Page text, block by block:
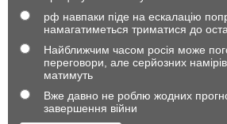
рф навпаки піде на ескалацію
намагатиметься триматися до
Найближчим часом росія може
переговори, але серйозних
матимуть
Вже давно не роблю жодних
завершення війни